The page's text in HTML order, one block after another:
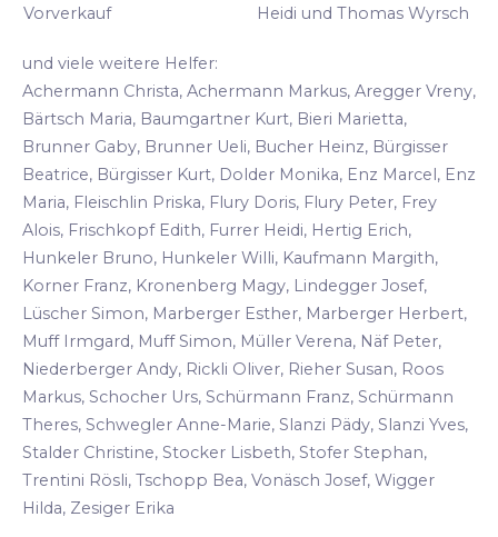
Vorverkauf
Heidi und Thomas Wyrsch
und viele weitere Helfer:
Achermann Christa, Achermann Markus, Aregger Vreny,
Bärtsch Maria, Baumgartner Kurt, Bieri Marietta,
Brunner Gaby, Brunner Ueli, Bucher Heinz, Bürgisser
Beatrice, Bürgisser Kurt, Dolder Monika, Enz Marcel, Enz
Maria, Fleischlin Priska, Flury Doris, Flury Peter, Frey
Alois, Frischkopf Edith, Furrer Heidi, Hertig Erich,
Hunkeler Bruno, Hunkeler Willi, Kaufmann Margith,
Korner Franz, Kronenberg Magy, Lindegger Josef,
Lüscher Simon, Marberger Esther, Marberger Herbert,
Muff Irmgard, Muff Simon, Müller Verena, Näf Peter,
Niederberger Andy, Rickli Oliver, Rieher Susan, Roos
Markus, Schocher Urs, Schürmann Franz, Schürmann
Theres, Schwegler Anne-Marie, Slanzi Pädy, Slanzi Yves,
Stalder Christine, Stocker Lisbeth, Stofer Stephan,
Trentini Rösli, Tschopp Bea, Vonäsch Josef, Wigger
Hilda, Zesiger Erika